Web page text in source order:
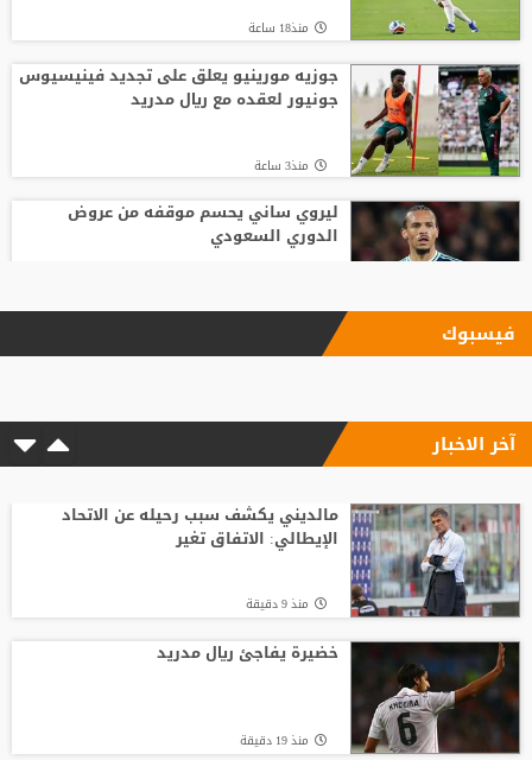
منذ18 ساعة
جوزيه مورينيو يعلق على تجديد فينيسيوس
جونيور لعقده مع ريال مدريد
منذ3 ساعة
ليروي ساني يحسم موقفه من عروض
الدوري السعودي
"اليويفا" يؤكد دفع مستحقات نهاية الخدمة
مبكرًا برسالة نارية
انطلاق منافسات بطولة الحسن الدولية
العاشرة للتايكواندو
فيسبوك
آخر الاخبار
مالديني يكشف سبب رحيله عن الاتحاد
الإيطالي: الاتفاق تغير
منذ 9 دقيقة
خضيرة يفاجئ ريال مدريد
منذ 19 دقيقة